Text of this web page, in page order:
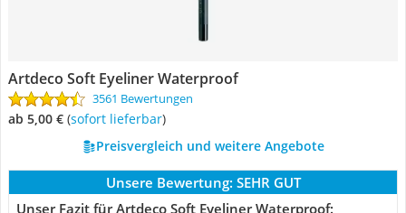
Artdeco Soft Eyeliner Waterproof
3561 Bewertungen
ab 5,00 € ( Sofort lieferbar)
Preisvergleich und weitere Angebote
Unsere Bewertung: SEHR GUT
Unser Fazit für Artdeco Soft Eyeliner Waterproof: